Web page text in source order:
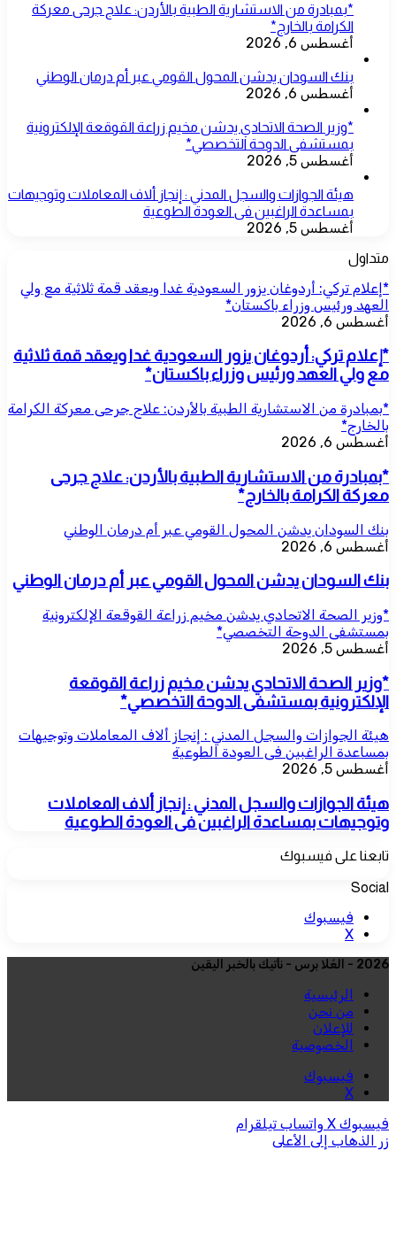
*بمبادرة من الاستشارية الطبية بالأردن: علاج جرحى معركة
الكرامة بالخارج*
أغسطس 6, 2026
بنك السودان يدشن المحول القومي عبر أم درمان الوطني
أغسطس 6, 2026
*وزير الصحة الاتحادي يدشن مخيم زراعة القوقعة الإلكترونية
بمستشفى الدوحة التخصصي*
أغسطس 5, 2026
هيئة الجوازات والسجل المدني : إنجاز ألاف المعاملات وتوجيهات
بمساعدة الراغبين فى العودة الطوعية
أغسطس 5, 2026
متداول
*إعلام تركي: أردوغان يزور السعودية غدا ويعقد قمة ثلاثية مع ولي
العهد ورئيس وزراء باكستان*
أغسطس 6, 2026
*إعلام تركي: أردوغان يزور السعودية غدا ويعقد قمة ثلاثية
مع ولي العهد ورئيس وزراء باكستان*
*بمبادرة من الاستشارية الطبية بالأردن: علاج جرحى معركة الكرامة
بالخارج*
أغسطس 6, 2026
*بمبادرة من الاستشارية الطبية بالأردن: علاج جرحى
معركة الكرامة بالخارج*
بنك السودان يدشن المحول القومي عبر أم درمان الوطني
أغسطس 6, 2026
بنك السودان يدشن المحول القومي عبر أم درمان الوطني
*وزير الصحة الاتحادي يدشن مخيم زراعة القوقعة الإلكترونية
بمستشفى الدوحة التخصصي*
أغسطس 5, 2026
*وزير الصحة الاتحادي يدشن مخيم زراعة القوقعة
الإلكترونية بمستشفى الدوحة التخصصي*
هيئة الجوازات والسجل المدني : إنجاز ألاف المعاملات وتوجيهات
بمساعدة الراغبين فى العودة الطوعية
أغسطس 5, 2026
هيئة الجوازات والسجل المدني : إنجاز ألاف المعاملات
وتوجيهات بمساعدة الراغبين فى العودة الطوعية
تابعنا على فيسبوك
Social
فيسبوك
‫X
2026 - العُلا برس - نأتيك بالخبر اليقين
الرئيسية
من نحن
للإعلان
الخصوصية
فيسبوك
‫X
فيسبوك ‫X واتساب تيلقرام
زر الذهاب إلى الأعلى